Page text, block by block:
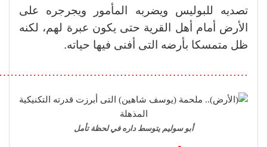
تصديه للبوليس ويضربه المأمور ويجرجره على
الأرض أمام أهل القرية حتى يكون عبرة لهم، لكنه
ظل متمسكا بأرضه التى أفنى فيها حياته.
أبو سوليم يتوسط داره في لحظة تأمل